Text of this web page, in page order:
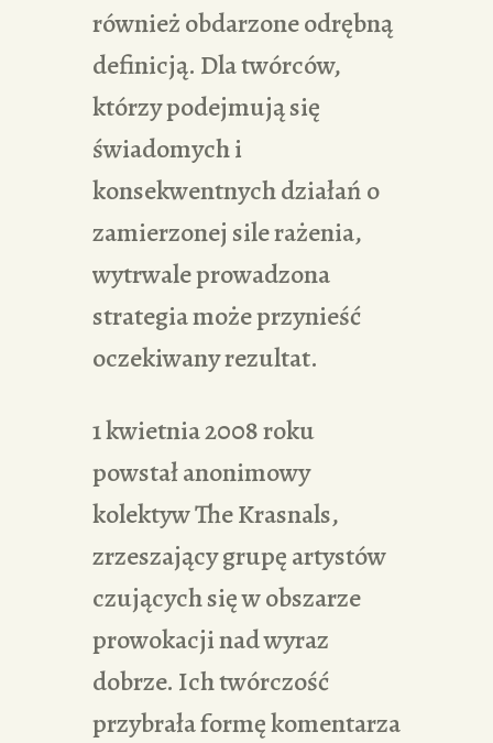
również obdarzone odrębną
definicją. Dla twórców,
którzy podejmują się
świadomych i
konsekwentnych działań o
zamierzonej sile rażenia,
wytrwale prowadzona
strategia może przynieść
oczekiwany rezultat.
1 kwietnia 2008 roku
powstał anonimowy
kolektyw The Krasnals,
zrzeszający grupę artystów
czujących się w obszarze
prowokacji nad wyraz
dobrze. Ich twórczość
przybrała formę komentarza